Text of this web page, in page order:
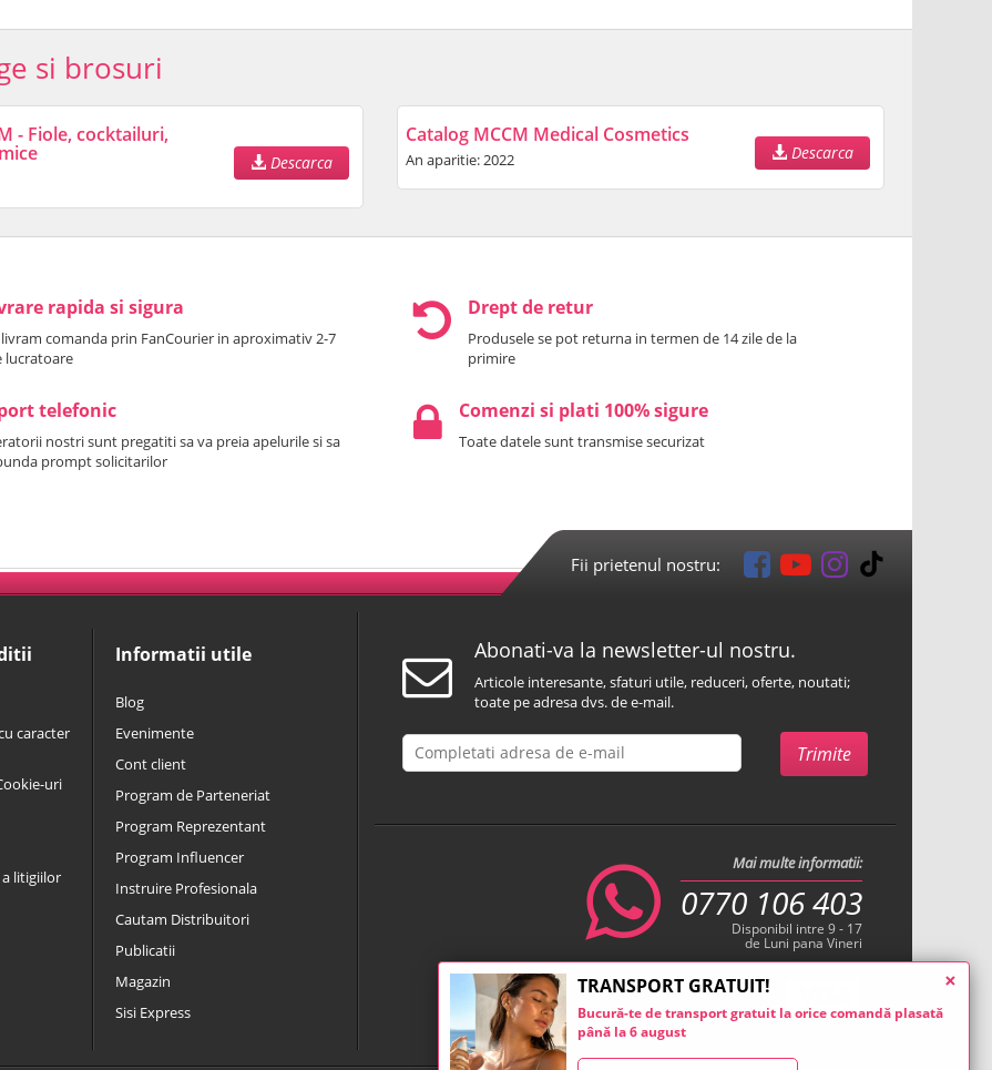
si brosuri
- Fiole, cocktailuri,
Descarca
Catalog MCCM Medical Cosmetics
An aparitie: 2022 Descarca
rapida si sigura
comanda prin FanCourier in aproximativ 2-7
lucratoare
Drept de retur
Produsele se pot returna in termen de 14 zile de la
primire
telefonic
nostri sunt pregatiti sa va preia apelurile si sa
prompt solicitarilor
Comenzi si plati 100% sigure
Toate datele sunt transmise securizat
Fii prietenul nostru:
caracter
uri
litigiilor
Informatii utile
Blog
Evenimente
Cont client
Program de Parteneriat
Program Reprezentant
Program Influencer
Instruire Profesionala
Cautam Distribuitori
Publicatii
Magazin
Sisi Express
Abonati-va la newsletter-ul nostru.
Articole interesante, sfaturi utile, reduceri, oferte, noutati;
toate pe adresa dvs. de e-mail.
Mai multe informatii:
0770 106 403
Disponibil intre 9 - 17
de Luni pana Vineri
×
TRANSPORT GRATUIT!
Bucură-te de transport gratuit la orice comandă plasată
până la 6 august